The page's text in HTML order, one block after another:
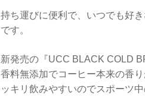
持ち運びに便利で、いつでも好
です。
新発売の『UCC BLACK COLD
香料無添加でコーヒー本来の香
ッキリ飲みやすいのでスポーツ